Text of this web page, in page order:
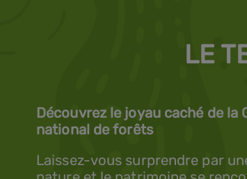
LE
Découvrez le joyau caché de
national de forêts
Laissez-vous surprendre par